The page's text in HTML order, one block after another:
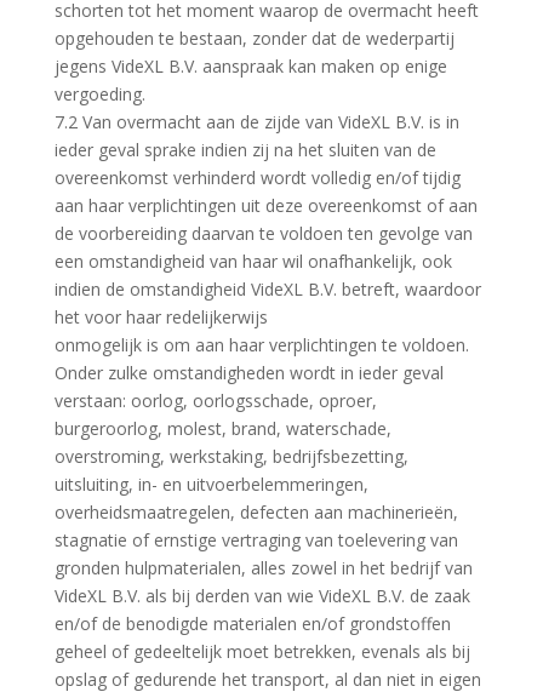
schorten tot het moment waarop de overmacht heeft
opgehouden te bestaan, zonder dat de wederpartij
jegens VideXL B.V. aanspraak kan maken op enige
vergoeding.
7.2 Van overmacht aan de zijde van VideXL B.V. is in
ieder geval sprake indien zij na het sluiten van de
overeenkomst verhinderd wordt volledig en/of tijdig
aan haar verplichtingen uit deze overeenkomst of aan
de voorbereiding daarvan te voldoen ten gevolge van
een omstandigheid van haar wil onafhankelijk, ook
indien de omstandigheid VideXL B.V. betreft, waardoor
het voor haar redelijkerwijs
onmogelijk is om aan haar verplichtingen te voldoen.
Onder zulke omstandigheden wordt in ieder geval
verstaan: oorlog, oorlogsschade, oproer,
burgeroorlog, molest, brand, waterschade,
overstroming, werkstaking, bedrijfsbezetting,
uitsluiting, in- en uitvoerbelemmeringen,
overheidsmaatregelen, defecten aan machinerieën,
stagnatie of ernstige vertraging van toelevering van
gronden hulpmaterialen, alles zowel in het bedrijf van
VideXL B.V. als bij derden van wie VideXL B.V. de zaak
en/of de benodigde materialen en/of grondstoffen
geheel of gedeeltelijk moet betrekken, evenals als bij
opslag of gedurende het transport, al dan niet in eigen